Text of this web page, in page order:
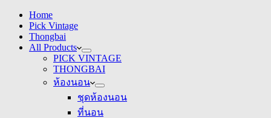
Home
Pick Vintage
Thongbai
All Products
PICK VINTAGE
THONGBAI
ห้องนอน
ชุดห้องนอน
ที่นอน